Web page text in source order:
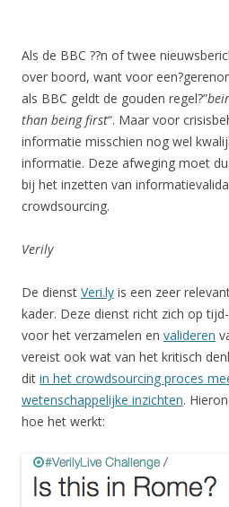
Als de BBC ??n of twee
over boord, want voor
als BBC geldt de gouden regel?”
than being first“. Maar voor
informatie misschien nog wel
informatie. Deze afweging moet
bij het inzetten van
crowdsourcing.
Verily
De dienst Veri.ly is een zeer
kader. Deze dienst richt zich op
voor het verzamelen en valideren
vereist ook wat van het kritisch
dit in het crowdsourcing proces
wetenschappelijke inzichten.
hoe het werkt: